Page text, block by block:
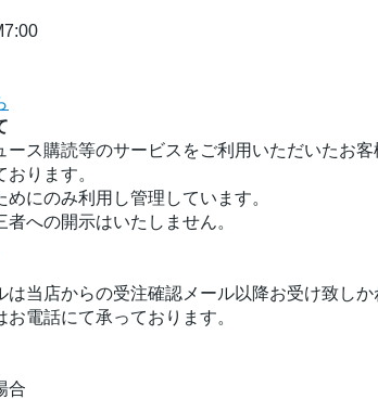
ス購読等のサービスをご利用いただいたお
ります。
にのみ利用し管理しています。
への開示はいたしません。
当店からの受注確認メール以降お受け致しか
電話にて承っております。
合